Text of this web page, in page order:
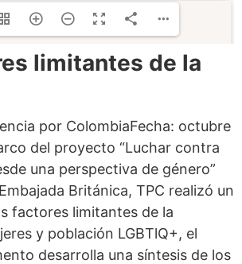
limitantes de la
por ColombiaFecha: octubre
del proyecto “Luchar contra
una perspectiva de género”
Británica, TPC realizó un
factores limitantes de la
y población LGBTlQ+, el
desarrolla una síntesis de los